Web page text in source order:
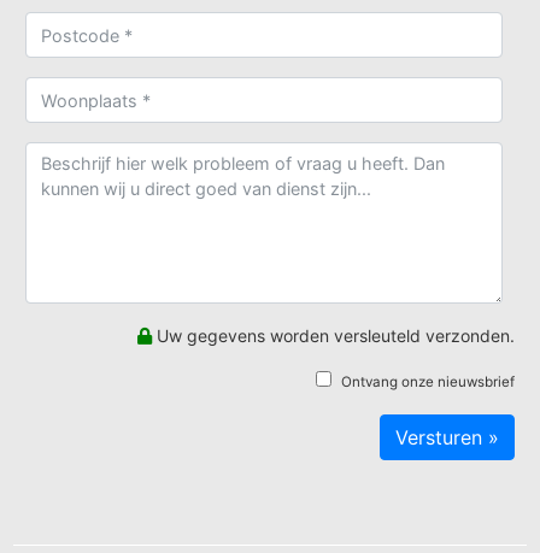
Uw gegevens worden versleuteld verzonden.
Ontvang onze nieuwsbrief